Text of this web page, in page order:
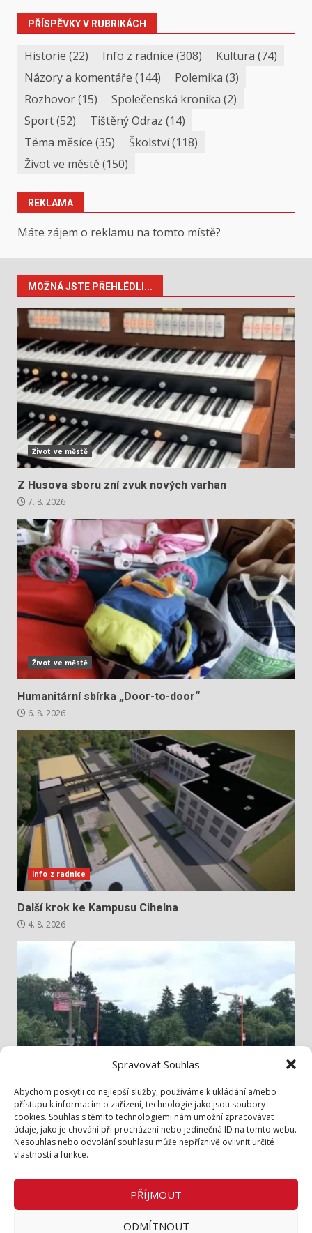
Spravovat Souhlas
Abychom poskytli co nejlepší služby, používáme k ukládání a/nebo
přístupu k informacím o zařízení, technologie jako jsou soubory
cookies. Souhlas s těmito technologiemi nám umožní zpracovávat
údaje, jako je chování při procházení nebo jedinečná ID na tomto webu.
Nesouhlas nebo odvolání souhlasu může nepříznivě ovlivnit určité
vlastnosti a funkce.
PŘÍJMOUT
ODMÍTNOUT
PŘÍSPĚVKY V RUBRIKÁCH
Historie (22) Info z radnice (308) Kultura (74)
Názory a komentáře (144) Polemika (3)
Rozhovor(15) Společenská kronika (2)
Sport(52) Tištěný Odraz (14)
Téma měsíce (35) Školství(118)
Život ve městě(150)
REKLAMA
Máte zájem o reklamu na tomto místě?
MOŽNÁ JSTE PŘEHLÉDLI...
Život ve městě
Z Husova sboru zní zvuk nových varhan
7. 8. 2026
Život ve městě
Humanitární sbírka „Door-to-door“
6. 8. 2026
Info z radnice
Další krok ke Kampusu Cihelna
4. 8. 2026
Bezpečněji přes Lidickou
3. 8. 2026
Zásady cookies (EU)
Zásady ochrany osobních údajů
Inzerce v tištěném periodiku